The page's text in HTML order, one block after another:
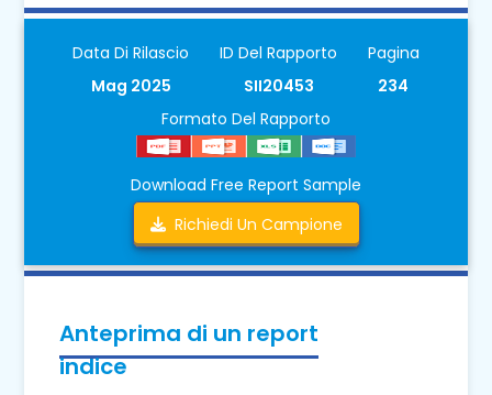
Data Di Rilascio
Mag 2025
ID Del Rapporto
SII20453
Pagina
234
Formato Del Rapporto
Download Free Report Sample
Richiedi Un Campione
Anteprima di un report
indice